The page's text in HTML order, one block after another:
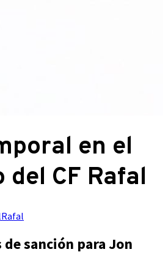
en el
CF Rafal
Rafal
sanción para Jon